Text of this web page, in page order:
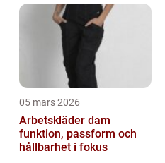
05 mars 2026
Arbetskläder dam
funktion, passform och
hållbarhet i fokus